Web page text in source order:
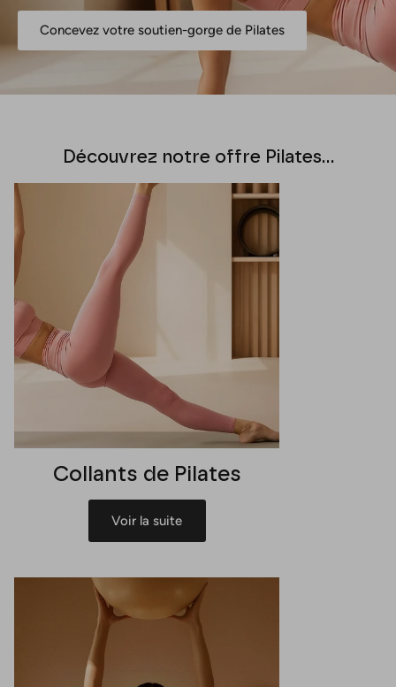
Concevez votre soutien-gorge de Pilates
Découvrez notre offre Pilates…
Collants de Pilates
Voir la suite